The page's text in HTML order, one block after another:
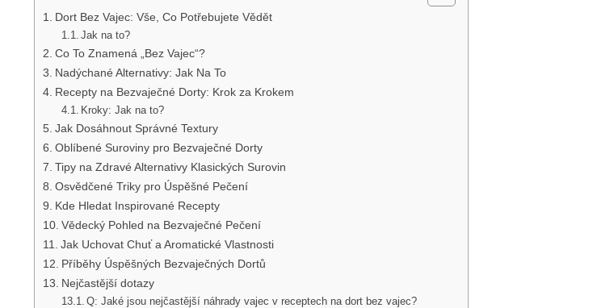
Dort Bez Vajec: Vše, Co Potřebujete Vědět
Jak na to?
Co To Znamená „Bez Vajec“?
Nadýchané Alternativy: Jak Na To
Recepty na Bezvaječné Dorty: Krok za Krokem
Kroky: Jak na to?
Jak Dosáhnout Správné Textury
Oblíbené Suroviny pro Bezvaječné Dorty
Tipy na Zdravé Alternativy Klasických Surovin
Osvědčené Triky pro Úspěšné Pečení
Kde Hledat Inspirované Recepty
Vědecký Pohled na Bezvaječné Pečení
Jak Uchovat Chuť a Aromatické Vlastnosti
Příběhy Úspěšných Bezvaječných Dortů
Nejčastější dotazy
Q: Jaké jsou nejčastější náhrady vajec v receptech na dort bez vajec?